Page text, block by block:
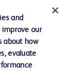
and
improve our
about how
evaluate